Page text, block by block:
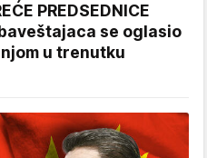
PREDSEDNICE
se oglasio
u trenutku